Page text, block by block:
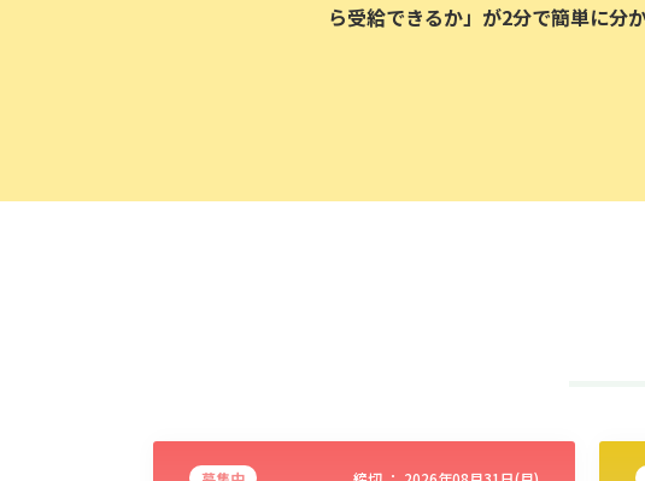
ら受給できるか」が2分で簡単に分か